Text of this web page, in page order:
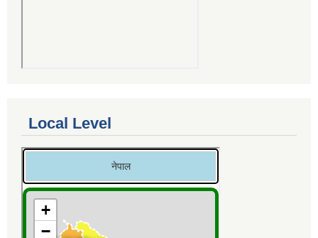
Local Level